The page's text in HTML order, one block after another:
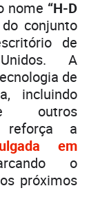
nome “H-D
conjunto
de
A
de
incluindo
outros
reforça a
em
o
próximos